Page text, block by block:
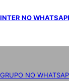
INTER NO
GRUPO NO